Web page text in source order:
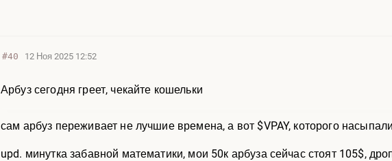
#40 12 Ноя 2025 12:52
Арбуз сегодня греет, чекайте кошельки
сам арбуз переживает не лучшие времена, а вот $VPAY, которого
upd. минутка забавной математики, мои 50к арбуза сейчас стоят 105$,